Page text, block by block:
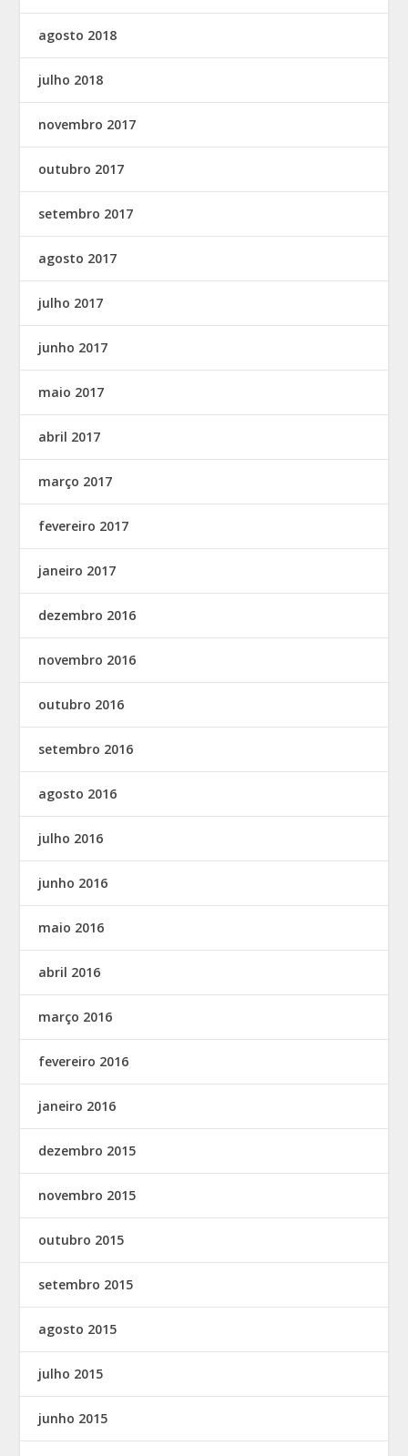
agosto 2018
julho 2018
novembro 2017
outubro 2017
setembro 2017
agosto 2017
julho 2017
junho 2017
maio 2017
abril 2017
março 2017
fevereiro 2017
janeiro 2017
dezembro 2016
novembro 2016
outubro 2016
setembro 2016
agosto 2016
julho 2016
junho 2016
maio 2016
abril 2016
março 2016
fevereiro 2016
janeiro 2016
dezembro 2015
novembro 2015
outubro 2015
setembro 2015
agosto 2015
julho 2015
junho 2015